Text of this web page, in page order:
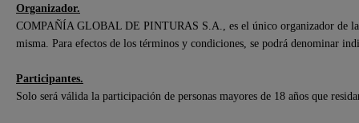
Organizador.
COMPAÑÍA GLOBAL DE PINTURAS S.A., es el único organizador de
misma. Para efectos de los términos y condiciones, se podrá denominar
Participantes.
Solo será válida la participación de personas mayores de 18 años que